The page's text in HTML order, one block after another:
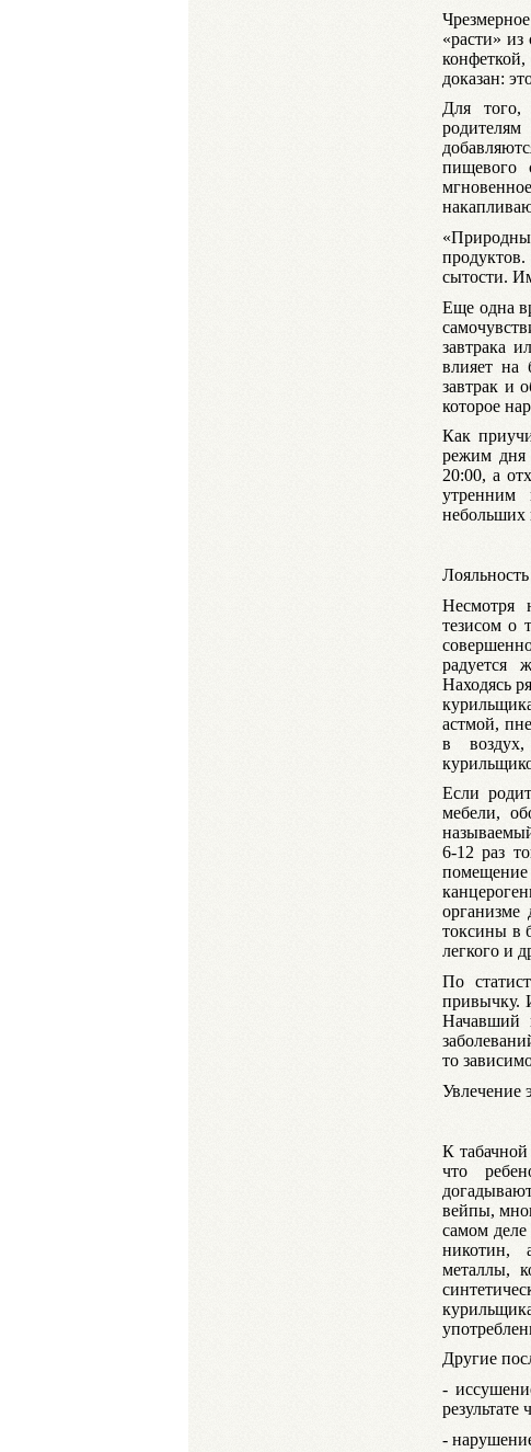
«расти»
доказан:
Для того,
пищевого
сытости.
Еще одна
завтрака
влияет на
завтрак и
которое
Как
режим дня
20:00, а
небольших
Несмотря
тезисом о
радуется
Находясь
астмой,
в
Если
мебели,
6-12 раз
организме
токсины в
легкого и
По
привычку.
Начавший
то
Увлечение
К
что
вейпы,
самом
никотин,
металлы,
Другие
-
-